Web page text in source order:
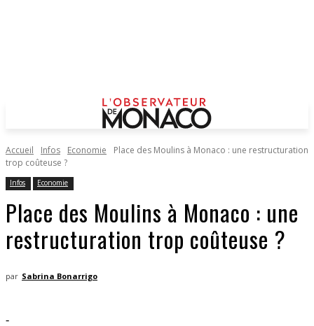
Accueil Infos Economie
Place des Moulins à Monaco : une restructuration
trop coûteuse ?
Infos Economie
Place des Moulins à Monaco : une
restructuration trop coûteuse ?
par Sabrina Bonarrigo
-